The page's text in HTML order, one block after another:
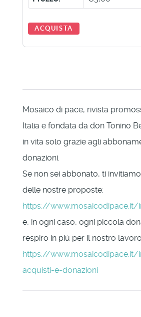
ACQUISTA
Mosaico di pace, rivista
Italia e fondata da don Tonino
in vita solo grazie agli
donazioni.
Se non sei abbonato, ti
delle nostre proposte:
https://
e, in ogni caso, ogni piccola
respiro in più per il nostro
https://www.mosaicodipace.it/
acquisti-e-donazioni